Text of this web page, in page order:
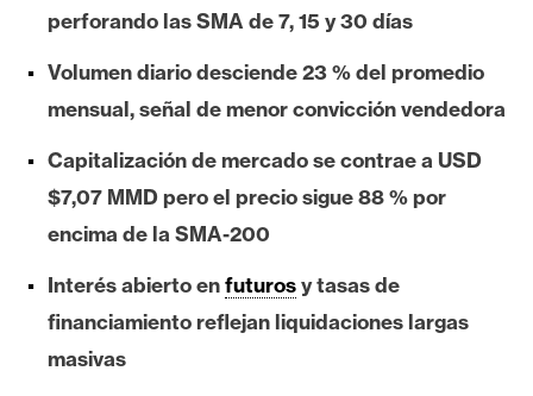
I
n
á
i
s
s
perforando las SMA de 7, 15 y 30 días
Volumen diario desciende 23 % del promedio
mensual, señal de menor convicción vendedora
Capitalización de mercado se contrae a USD
$7,07 MMD pero el precio sigue 88 % por
encima de la SMA-200
Interés abierto enfuturosy tasas de
financiamiento reflejan liquidaciones largas
masivas